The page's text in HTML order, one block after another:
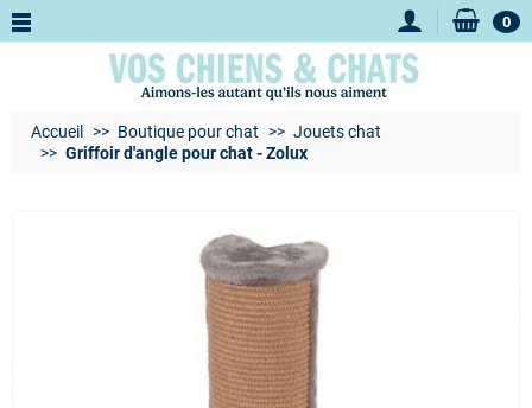
0
Accueil Boutique pour chat
Jouets chat
Griffoir d'angle pour chat - Zolux